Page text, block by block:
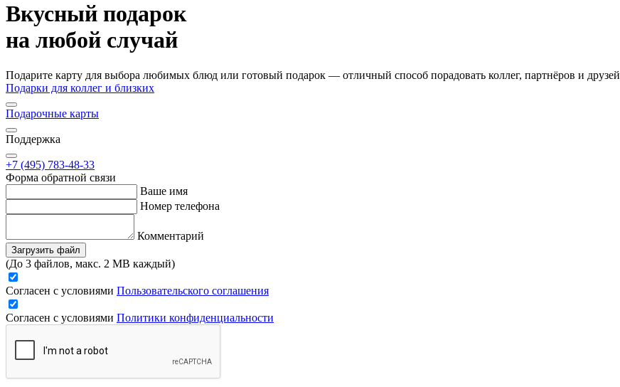
Вкусный подарок
на любой случай
Подарите карту для выбора любимых блюд или готовый подарок — отличный способ порадовать коллег, партнёров и друзей
Подарки для коллег и близких
Подарочные карты
Поддержка
+7 (495) 783-48-33
Форма обратной связи
Ваше имя
Номер телефона
Комментарий
Загрузить файл
(До 3 файлов, макс. 2 MB каждый)
Согласен с условиями Пользовательского соглашения
Согласен с условиями Политики конфиденциальности